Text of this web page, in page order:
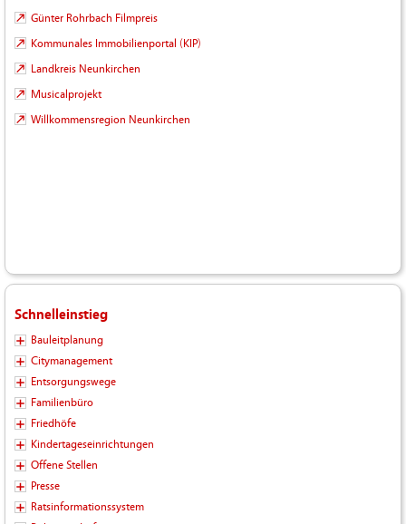
Günter Rohrbach Filmpreis
Kommunales Immobilienportal (KIP)
Landkreis Neunkirchen
Musicalprojekt
Willkommensregion Neunkirchen
Schnelleinstieg
Bauleitplanung
Citymanagement
Entsorgungswege
Familienbüro
Friedhöfe
Kindertageseinrichtungen
Offene Stellen
Presse
Ratsinformationssystem